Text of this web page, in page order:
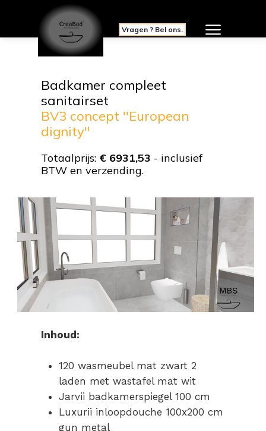
Vragen ? Bel ons.
Badkamer compleet
sanitairset
BV3 concept ''European
dignity''
Totaalprijs: € 6931,53 - inclusief
BTW en verzending.
Inhoud:
120 wasmeubel mat zwart 2
laden met wastafel mat wit
Jarvii badkamerspiegel 100 cm
Luxurii inloopdouche 100x200 cm
gun metal